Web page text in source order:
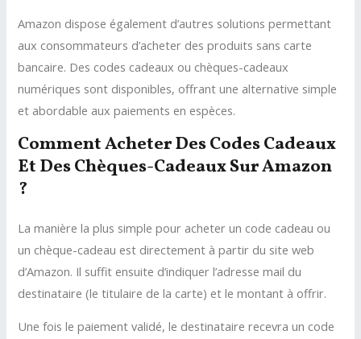
Amazon dispose également d’autres solutions permettant
aux consommateurs d’acheter des produits sans carte
bancaire. Des codes cadeaux ou chèques-cadeaux
numériques sont disponibles, offrant une alternative simple
et abordable aux paiements en espèces.
Comment Acheter Des Codes Cadeaux
Et Des Chèques-Cadeaux Sur Amazon
?
La manière la plus simple pour acheter un code cadeau ou
un chèque-cadeau est directement à partir du site web
d’Amazon. Il suffit ensuite d’indiquer l’adresse mail du
destinataire (le titulaire de la carte) et le montant à offrir.
Une fois le paiement validé, le destinataire recevra un code